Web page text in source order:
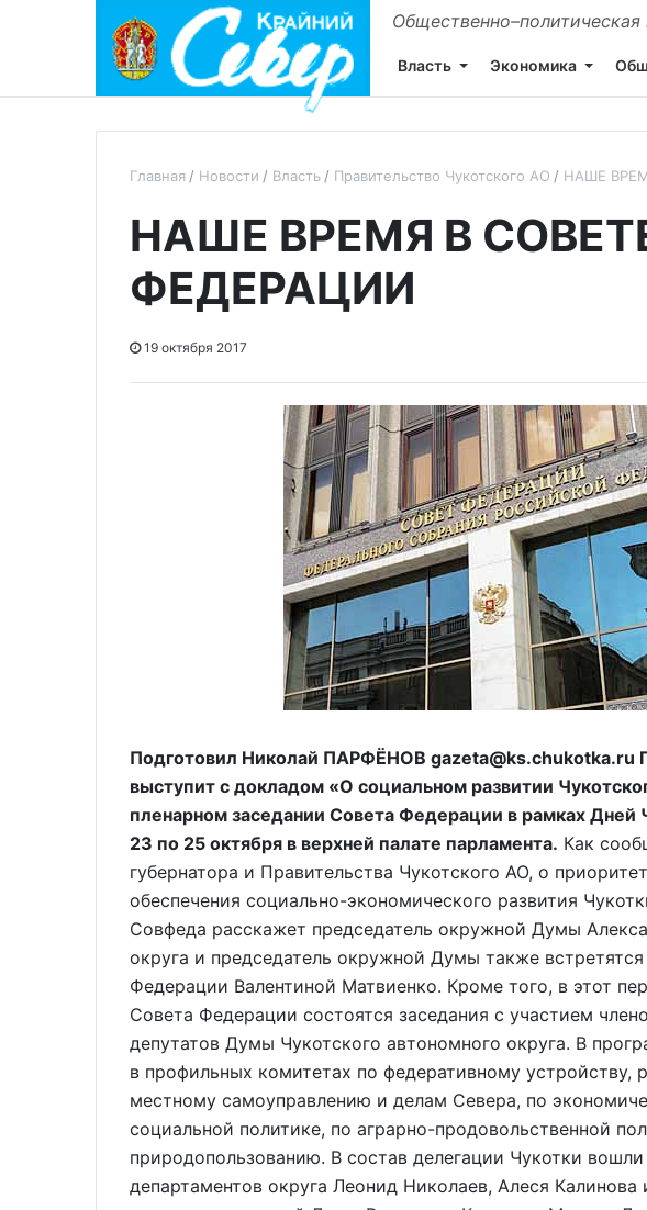
Власть Экономика
Главная Новости Власть Правительство Чукотского АО НАШЕ
НАШЕ ВРЕМЯ В
ФЕДЕРАЦИИ
19 октября 2017
Подготовил Николай ПАРФЁНОВ gazeta@ks.chukotka.ru
выступит с докладом «О социальном развитии
пленарном заседании Совета Федерации в рамках Дней
23 по 25 октября в верхней палате парламента. Как
губернатора и Правительства Чукотского АО, о
обеспечения социально-экономического развития
Совфеда расскажет председатель окружной Думы
округа и председатель окружной Думы также
Федерации Валентиной Матвиенко. Кроме того, в этот
Совета Федерации состоятся заседания с участием
депутатов Думы Чукотского автономного округа. В
в профильных комитетах по федеративному устройству,
местному самоуправлению и делам Севера, по
социальной политике, по аграрно-продовольственной
природопользованию. В состав делегации Чукотки
департаментов округа Леонид Николаев, Алеся